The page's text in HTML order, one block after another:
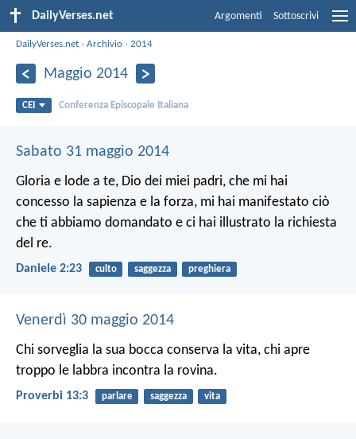
DailyVerses.net Argomenti Sottoscrivi
DailyVerses.net ›Archivio ›2014
Maggio 2014
CEI Conferenza Episcopale Italiana
Sabato 31 maggio 2014
Gloria e lode a te, Dio dei miei padri, che mi hai
concesso la sapienza e la forza, mi hai manifestato ciò
che ti abbiamo domandato e ci hai illustrato la richiesta
del re.
Daniele 2:23 culto saggezza preghiera
Venerdì 30 maggio 2014
Chi sorveglia la sua bocca conserva la vita, chi apre
troppo le labbra incontra la rovina.
Proverbi 13:3 parlare saggezza vita